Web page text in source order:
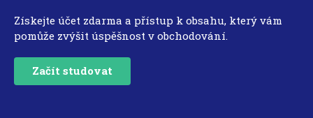
Získejte účet zdarma a přístup k obsahu, který vám
pomůže zvýšit úspěšnost v obchodování.
Začít studovat